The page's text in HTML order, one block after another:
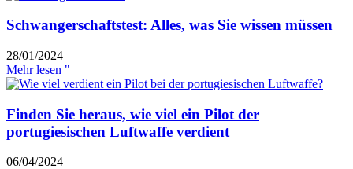
Schwangerschaftstest: Alles, was Sie wissen müssen
28/01/2024
Mehr lesen "
Finden Sie heraus, wie viel ein Pilot der
portugiesischen Luftwaffe verdient
06/04/2024